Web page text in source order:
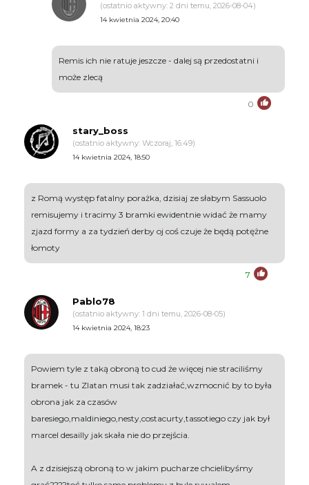
(ostatnio aktywny: 2 dni temu, 2026-08-04)
14 kwietnia 2024, 20:40
Remis ich nie ratuje jeszcze - dalej są przedostatni i
może zlecą
0
stary_boss
(ostatnio aktywny: Wczoraj, 16:49)
14 kwietnia 2024, 18:50
z Romą występ fatalny porażka, dzisiaj ze słabym Sassuolo
remisujemy i tracimy 3 bramki ewidentnie widać że mamy
zjazd formy a za tydzień derby oj coś czuje że będą potężne
łomoty
7
Pablo78
(ostatnio aktywny: 1 dni temu, 2026-08-05)
14 kwietnia 2024, 18:23
Powiem tyle z taką obroną to cud że więcej nie straciliśmy
bramek - tu Zlatan musi tak zadziałać,wzmocnić by to była
obrona jak za czasów
baresiego,maldiniego,nesty,costacurty,tassotiego czy jak był
marcel desailly jak skała nie do przejścia.
A z dzisiejszą obroną to w jakim pucharze chcielibyśmy